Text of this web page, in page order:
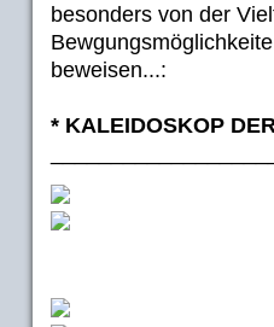
besonders von der
beweisen...:
* KALEIDOSKOP